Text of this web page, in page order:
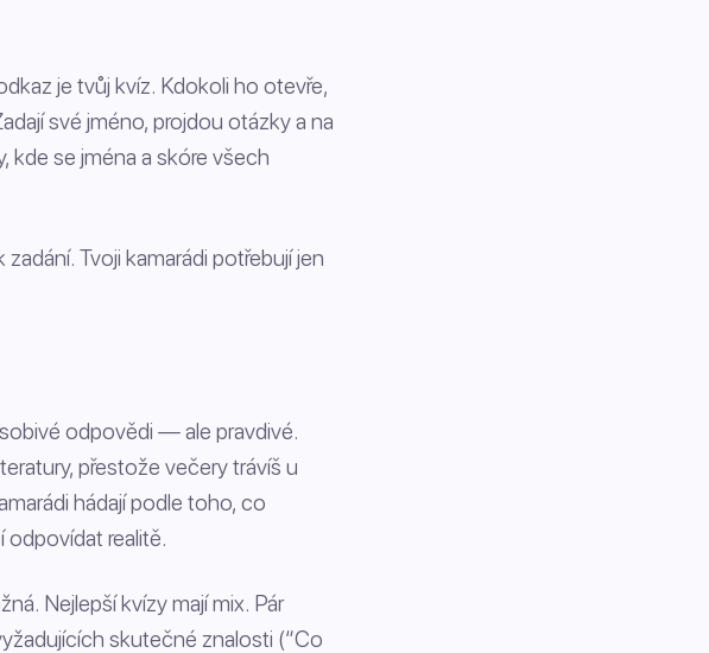
je tvůj kvíz. Kdokoli ho otevře,
své jméno, projdou otázky a na
kde se jména a skóre všech
Tvoji kamarádi potřebují jen
odpovědi — ale pravdivé.
přestože večery trávíš u
hádají podle toho, co
realitě.
Nejlepší kvízy mají mix. Pár
skutečné znalosti (“Co